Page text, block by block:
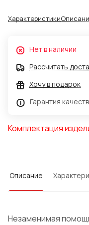
Характеристики
Нет в наличии
Рассчитать
Хочу в подарок
Гарантия
Комплектация
Описание
Незаменимая